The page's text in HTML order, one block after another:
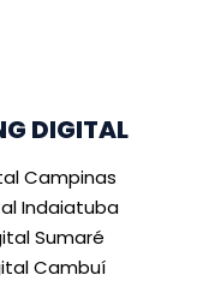
DIGITAL
Campinas
Indaiatuba
Sumaré
Cambuí